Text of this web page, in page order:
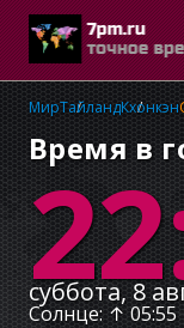
МирТайландКхонкэн
Время в
суббота, 8
Солнце: ↑05:55